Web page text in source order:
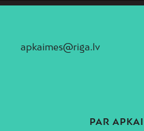
apkaimes@riga.lv
PAR